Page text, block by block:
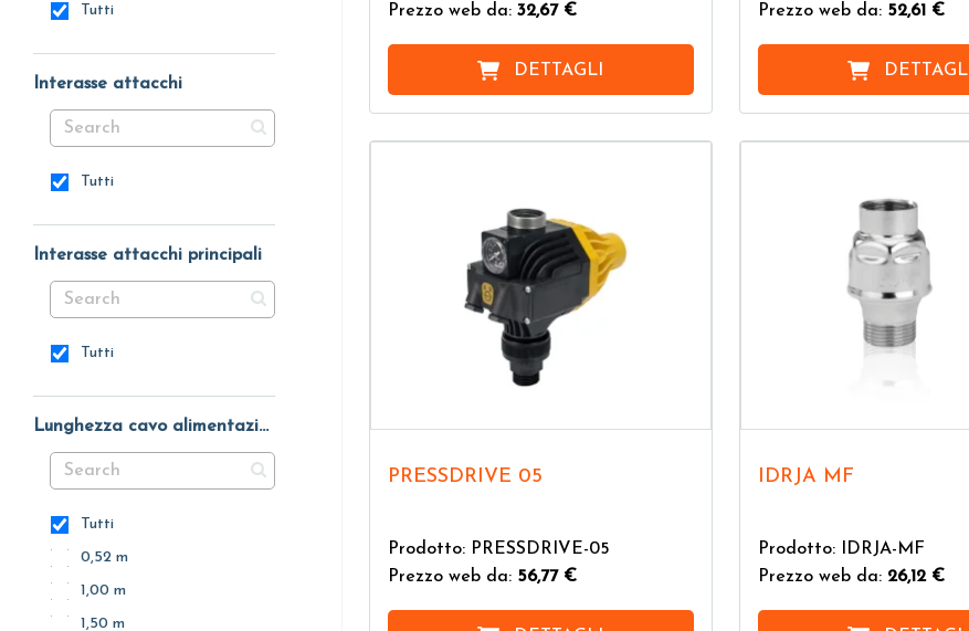
Tutti
Interasse attacchi
Tutti
Interasse attacchi principali
Tutti
Lunghezza cavo alimentazione
Tutti
0,52 m
1,00 m
1,50 m
Prezzo web da: 32,67 €
DETTAGLI
Prezzo web da: 52,61 €
DETTAGLI
PRESSDRIVE 05
Prodotto: PRESSDRIVE-05
Prezzo web da: 56,77 €
IDRJA MF
Prodotto: IDRJA-MF
Prezzo web da: 26,12 €